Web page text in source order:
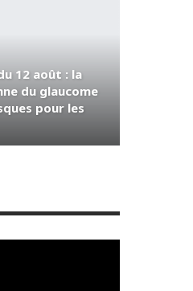
12 août : la
du glaucome
pour les